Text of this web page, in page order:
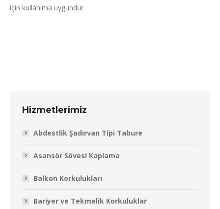
için kullanıma uygundur.
Hizmetlerimiz
Abdestlik Şadırvan Tipi Tabure
Asansör Sövesi Kaplama
Balkon Korkulukları
Bariyer ve Tekmelik Korkuluklar